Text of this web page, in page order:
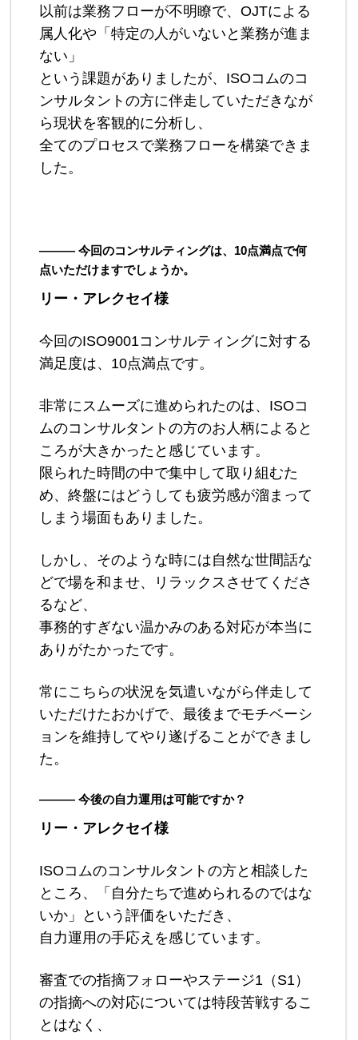
以前は業務フローが不明瞭で、OJTによる
属人化や「特定の人がいないと業務が進ま
ない」
という課題がありましたが、ISOコムのコ
ンサルタントの方に伴走していただきなが
ら現状を客観的に分析し、
全てのプロセスで業務フローを構築できま
した。
――― 今回のコンサルティングは、10点満点で何
点いただけますでしょうか。
リー・アレクセイ様
今回のISO9001コンサルティングに対する
満足度は、10点満点です。
非常にスムーズに進められたのは、ISOコ
ムのコンサルタントの方のお人柄によると
ころが大きかったと感じています。
限られた時間の中で集中して取り組むた
め、終盤にはどうしても疲労感が溜まって
しまう場面もありました。
しかし、そのような時には自然な世間話な
どで場を和ませ、リラックスさせてくださ
るなど、
事務的すぎない温かみのある対応が本当に
ありがたかったです。
常にこちらの状況を気遣いながら伴走して
いただけたおかげで、最後までモチベーシ
ョンを維持してやり遂げることができまし
た。
――― 今後の自力運用は可能ですか？
リー・アレクセイ様
ISOコムのコンサルタントの方と相談した
ところ、「自分たちで進められるのではな
いか」という評価をいただき、
自力運用の手応えを感じています。
審査での指摘フォローやステージ1（S1）
の指摘への対応については特段苦戦するこ
とはなく、